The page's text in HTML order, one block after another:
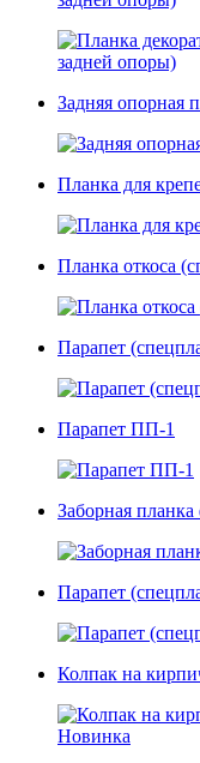
Задняя опорная
Планка для
Планка откоса
Парапет
Парапет ПП-1
Заборная
Парапет
Колпак на
Новинка